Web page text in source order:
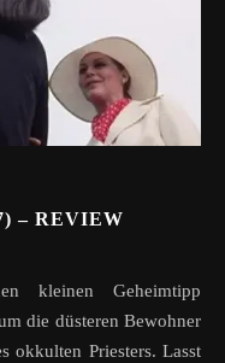
– REVIEW
die düsteren Bewohner
okkulten Priesters. Lasst